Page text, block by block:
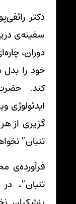
دکتر
سفینه‌ی
دوران،
خود را بدل
کند.
ایدئولوژی
گزیری از
تنبان”
فرآورده‌ی
تنبان”،